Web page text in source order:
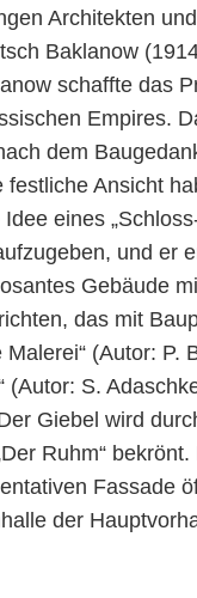
Architekten
Baklanow
schaffte das
Empires.
dem
festliche Ansicht
eines
und er
Gebäude
das mit
Malerei“ (Autor: P.
(Autor: S.
Giebel wird
Ruhm“
Fassade
der